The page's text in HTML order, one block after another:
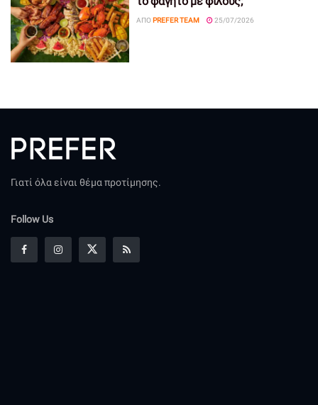
ΑΠΌ PREFER TEAM 25/07/2026
Γιατί όλα είναι θέμα προτίμησης.
Follow Us